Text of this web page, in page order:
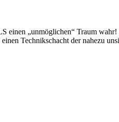
„unmöglichen“ Traum
Technikschacht der nahezu